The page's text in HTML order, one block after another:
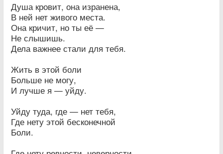
Душа кровит, она изранена,
В ней нет живого места.
Она кричит, но ты её —
Не слышишь.
Дела важнее стали для тебя.
Жить в этой боли
Больше не могу,
И лучше я — уйду.
Уйду туда, где — нет тебя,
Где нету этой бесконечной
Боли.